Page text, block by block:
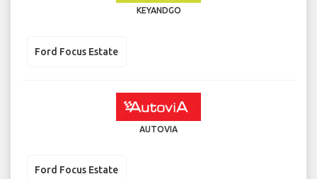
KEYANDGO
Ford Focus Estate
AUTOVIA
Ford Focus Estate